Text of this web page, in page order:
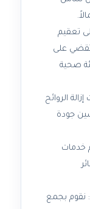
تعقيم
تقضي على
صحية
الروائح
جودة
خدمات
: نقوم بجمع